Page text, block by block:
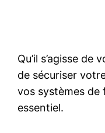
Qu’il s’agisse
de sécuriser
vos systèmes de
essentiel.